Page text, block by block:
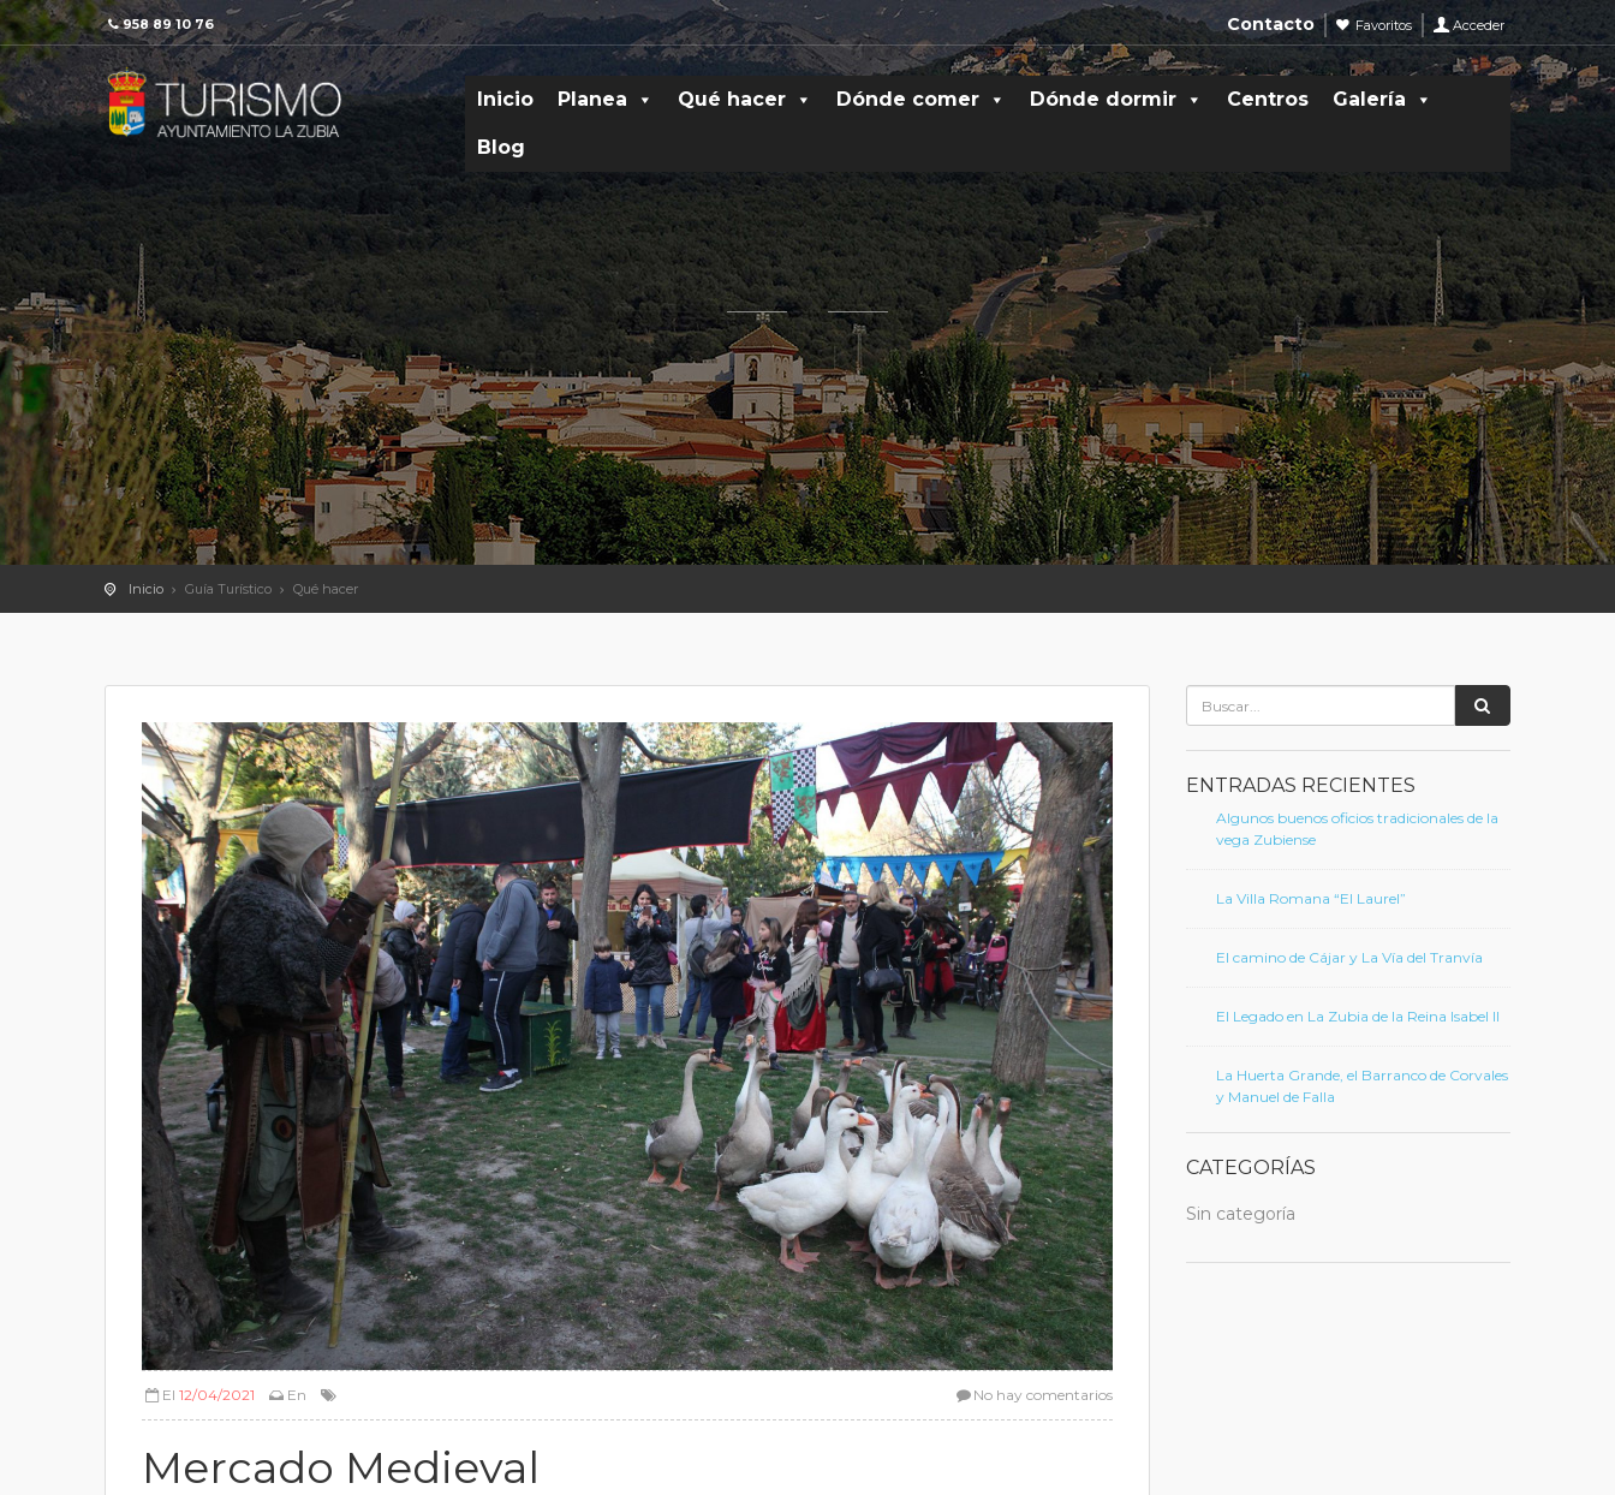
958 89 10 76 Contacto Favoritos Acceder
Inicio Planea Qué hacer Dónde comer Dónde dormir Centros Galería
Blog
Inicio Guía Turístico Qué hacer
El 12/04/2021 En No hay comentarios
Mercado Medieval
ENTRADAS RECIENTES
Algunos buenos oficios tradicionales de la
vega Zubiense
La Villa Romana “El Laurel”
El camino de Cájar y La Vía del Tranvía
El Legado en La Zubia de la Reina Isabel II
La Huerta Grande, el Barranco de Corvales
y Manuel de Falla
CATEGORÍAS
Sin categoría